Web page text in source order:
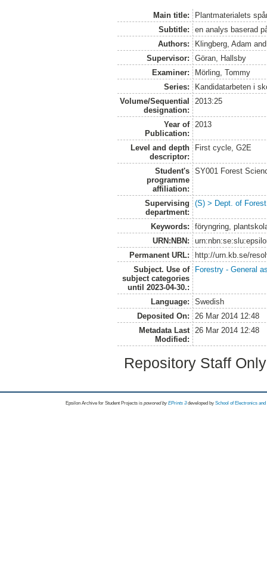
Main title:
Plantmaterialets
Subtitle:
en analys baserad
Authors:
Klingberg, Adam
Supervisor:
Göran, Hallsby
Examiner:
Mörling, Tommy
Series:
Kandidatarbeten i
Volume/Sequential
designation:
2013:25
Year of
Publication:
2013
Level and depth
descriptor:
First cycle, G2E
Student's
programme
affiliation:
SY001 Forest
Supervising
department:
(S) > Dept. of
Keywords:
föryngring,
URN:NBN:
Permanent URL:
http://urn.kb.se/
Subject. Use of
subject categories
until 2023-04-30.:
Forestry - General
Language:
Swedish
Deposited On:
26 Mar 2014 12:48
Metadata Last
Modified:
26 Mar 2014 12:48
Repository Staff
Epsilon Archive for Student Projects is powored byEPrints 3 developed by School of Electronics